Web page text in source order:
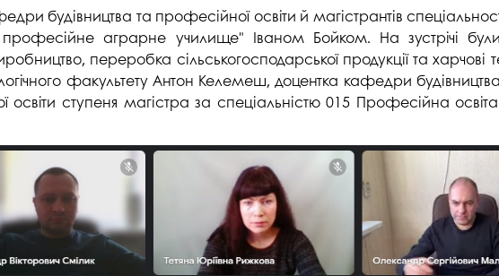
будівництва та професійної освіти й магістрантів
аграрне училище" Іваном Бойком. На зустрічі були
переробка сільськогосподарської продукції та харчові
факультету Антон Келемеш, доцентка кафедри
освіти ступеня магістра за спеціальністю 015 Професійна